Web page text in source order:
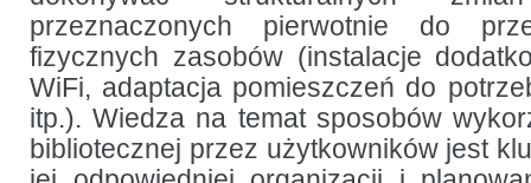
przeznaczonych pierwotnie do
fizycznych zasobów (instalacje
WiFi, adaptacja pomieszczeń do
itp.). Wiedza na temat sposobów
bibliotecznej przez użytkowników jest